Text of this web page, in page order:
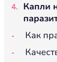
Капли
Как